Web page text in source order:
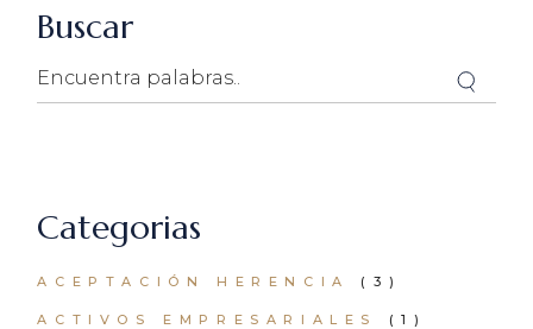
Buscar
Search
Categorias
ACEPTACIÓN HERENCIA (3)
ACTIVOS EMPRESARIALES (1)